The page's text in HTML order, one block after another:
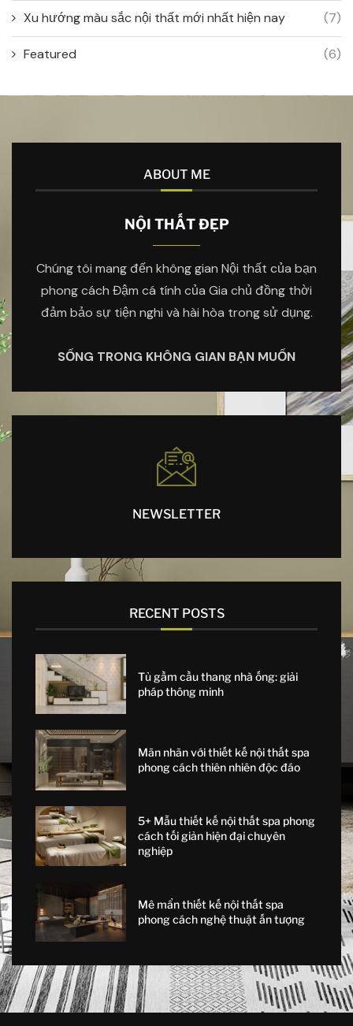
Xu hướng màu sắc nội thất mới nhất hiện nay (7)
Featured (6)
ABOUT ME
NỘI THẤT ĐẸP
Chúng tôi mang đến không gian Nội thất của bạn
phong cách Đậm cá tính của Gia chủ đồng thời
đảm bảo sự tiện nghi và hài hòa trong sử dụng.
SỐNG TRONG KHÔNG GIAN BẠN MUỐN
NEWSLETTER
RECENT POSTS
Tủ gầm cầu thang nhà ống: giải
pháp thông minh
Mãn nhãn với thiết kế nội thất spa
phong cách thiên nhiên độc đáo
5+ Mẫu thiết kế nội thất spa phong
cách tối giản hiện đại chuyên
nghiệp
Mê mẩn thiết kế nội thất spa
phong cách nghệ thuật ấn tượng